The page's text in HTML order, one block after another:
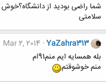
شما راضی بودید از دانشگاه؟خوش
سلامتی
YaZahra313
Mar 2, 2014
بله همسایه ایم منم91ام
منم خوشوقتم